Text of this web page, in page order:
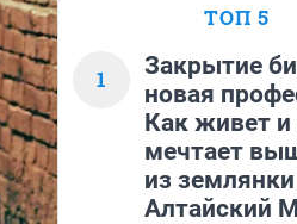
ТОП 5
1
Закрытие
новая
Как живет и
мечтает
из землянки
Алтайский